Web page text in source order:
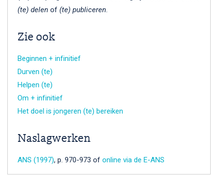
(te) delen of (te) publiceren.
Zie ook
Beginnen + infinitief
Durven (te)
Helpen (te)
Om + infinitief
Het doel is jongeren (te) bereiken
Naslagwerken
ANS (1997), p. 970-973 of online via de E-ANS